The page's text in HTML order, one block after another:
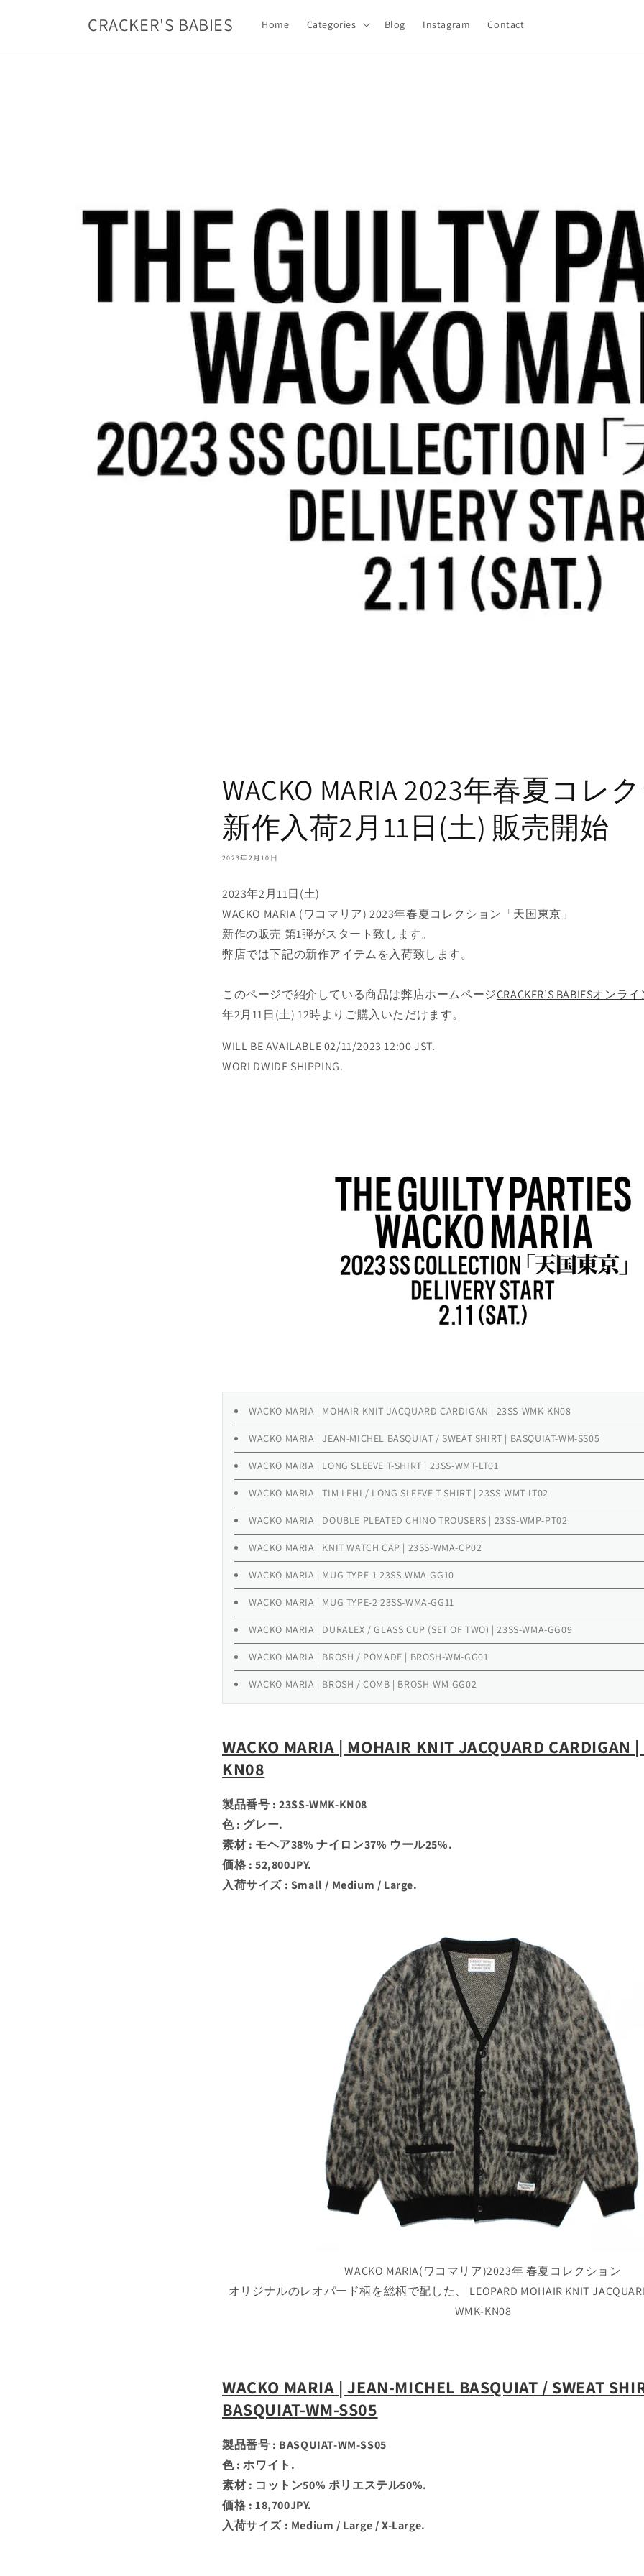
CRACKER'S BABIES Home Categories Blog Instagram Contact
WACKO MARIA 2023年春夏コレ
新作入荷2月11日(土) 販売開始
2023年2月10日
2023年2月11日(土)
WACKO MARIA (ワコマリア) 2023年春夏コレクション「天国東京」
新作の販売 第1弾がスタート致します。
弊店では下記の新作アイテムを入荷致します。
このページで紹介している商品は弊店ホームページCRACKER’S BABIESオンラ
年2月11日(土) 12時よりご購入いただけます。
WILL BE AVAILABLE 02/11/2023 12:00 JST.
WORLDWIDE SHIPPING.
WACKO MARIA | MOHAIR KNIT JACQUARD CARDIGAN | 23SS-WMK-KN08
WACKO MARIA | JEAN-MICHEL BASQUIAT / SWEAT SHIRT | BASQUIAT-WM-SS05
WACKO MARIA | LONG SLEEVE T-SHIRT | 23SS-WMT-LT01
WACKO MARIA | TIM LEHI / LONG SLEEVE T-SHIRT | 23SS-WMT-LT02
WACKO MARIA | DOUBLE PLEATED CHINO TROUSERS | 23SS-WMP-PT02
WACKO MARIA | KNIT WATCH CAP | 23SS-WMA-CP02
WACKO MARIA | MUG TYPE-1 23SS-WMA-GG10
WACKO MARIA | MUG TYPE-2 23SS-WMA-GG11
WACKO MARIA | DURALEX / GLASS CUP (SET OF TWO) | 23SS-WMA-GG09
WACKO MARIA | BROSH / POMADE | BROSH-WM-GG01
WACKO MARIA | BROSH / COMB | BROSH-WM-GG02
WACKO MARIA | MOHAIR KNIT JACQUARD CARDIGAN
KN08
製品番号 : 23SS-WMK-KN08
色 : グレー.
素材 : モヘア38% ナイロン37% ウール25%.
価格 : 52,800JPY.
入荷サイズ : Small / Medium / Large.
WACKO MARIA(ワコマリア)2023年 春夏コレクション
オリジナルのレオパード柄を総柄で配した、 LEOPARD MOHAIR KNIT
WMK-KN08
WACKO MARIA | JEAN-MICHEL BASQUIAT / SWEAT
BASQUIAT-WM-SS05
製品番号 : BASQUIAT-WM-SS05
色 : ホワイト.
素材 : コットン50% ポリエステル50%.
価格 : 18,700JPY.
入荷サイズ : Medium / Large / X-Large.